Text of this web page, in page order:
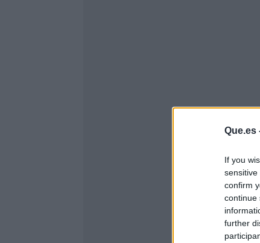
Que.es
If you
confirm
continue
further